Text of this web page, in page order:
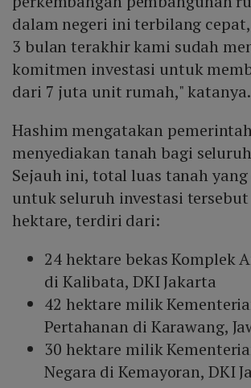
dalam negeri ini terbilang
3 bulan terakhir kami sudah
komitmen investasi untuk
dari 7 juta unit rumah," katanya.
Hashim mengatakan
menyediakan tanah bagi
Sejauh ini, total luas tanah
untuk seluruh investasi
hektare, terdiri dari:
24 hektare bekas Komplek
di Kalibata, DKI Jakarta
42 hektare milik
Pertahanan di Karawang,
30 hektare milik
Negara di Kemayoran, DKI